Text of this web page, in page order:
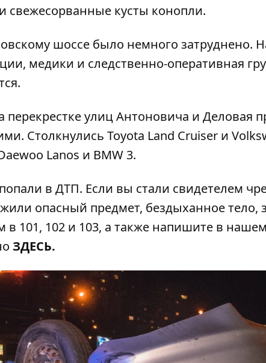
свежесорванные кусты конопли.
шоссе было немного затруднено.
медики и следственно-оперативная
перекрестке улицАнтоновича и Деловая
. Столкнулись Toyota Land Cruiser и
Lanos и BMW 3.
в ДТП. Если вы стали свидетелем
опасный предмет, бездыханное тело,
101, 102 и 103, а также напишите в
ЗДЕСЬ.